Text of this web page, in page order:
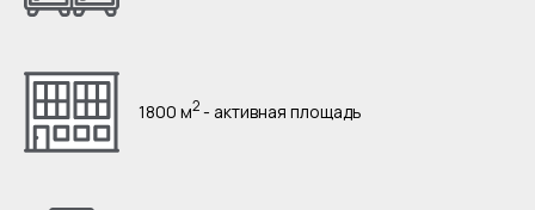
1800 м2 - активная площадь